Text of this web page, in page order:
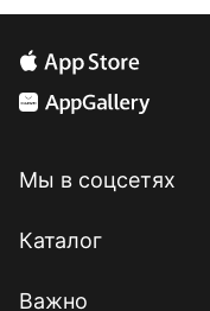
Мы в соцсетях
Каталог
Важно